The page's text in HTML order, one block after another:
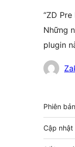
“ZD
Những
plugin
Những
góp
Meta
Phiên bản
Cập nhật